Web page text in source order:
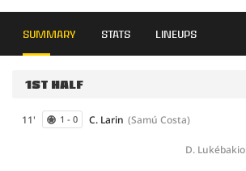
SUMMARY STATS LINEUPS
1ST HALF
11' 1 - 0 C. Larin (Samú Costa)
D. Lukébakio